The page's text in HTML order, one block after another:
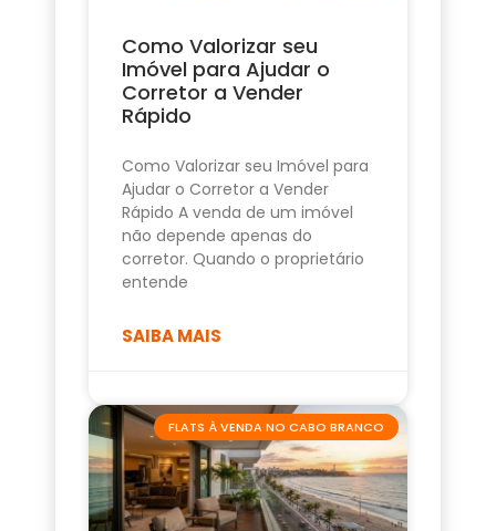
Como Valorizar seu
Imóvel para Ajudar o
Corretor a Vender
Rápido
Como Valorizar seu Imóvel para
Ajudar o Corretor a Vender
Rápido A venda de um imóvel
não depende apenas do
corretor. Quando o proprietário
entende
SAIBA MAIS
FLATS À VENDA NO CABO BRANCO